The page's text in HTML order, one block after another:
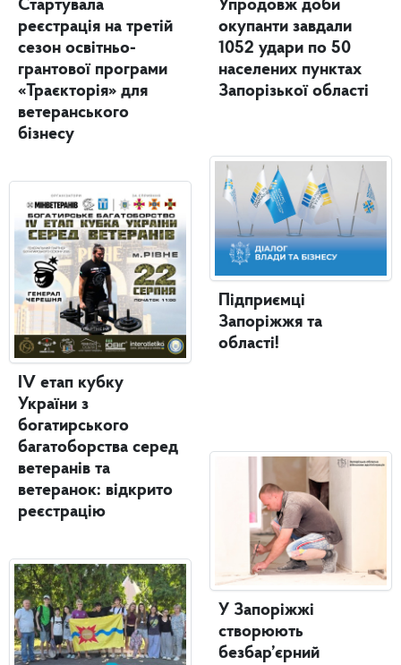
Стартувала
реєстрація на третій
сезон освітньо-
грантової програми
«Траєкторія» для
ветеранського
бізнесу
IV етап кубку
України з
богатирського
багатоборства серед
ветеранів та
ветеранок: відкрито
реєстрацію
Упродовж доби
окупанти завдали
1052 удари по 50
населених пунктах
Запорізької області
Підприємці
Запоріжжя та
області!
У Запоріжжі
створюють
безбар’єрний